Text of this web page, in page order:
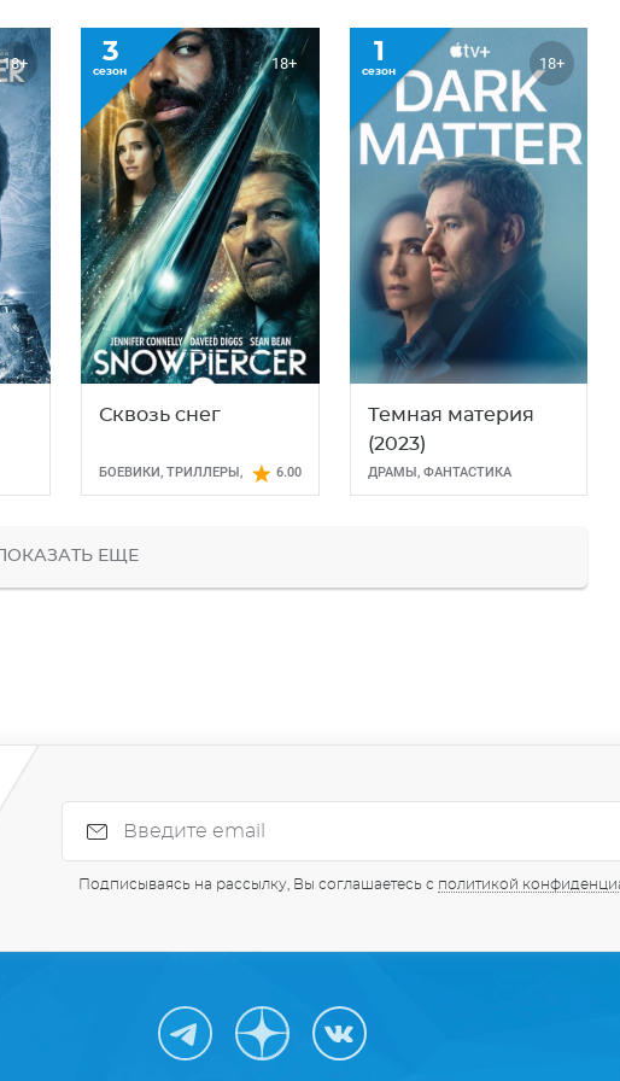
18+ 3
сезон 18+
Сквозь снег
БОЕВИКИ, ТРИЛЛЕРЫ ,
ФАНТАСТИКА
6.00
1
сезон 18+
Темная материя
(2023)
ДРАМЫ , ФАНТАСТИКА
ПОКАЗАТЬ ЕЩЕ
Подписываясь на рассылку, Вы соглашаетесь с политикой